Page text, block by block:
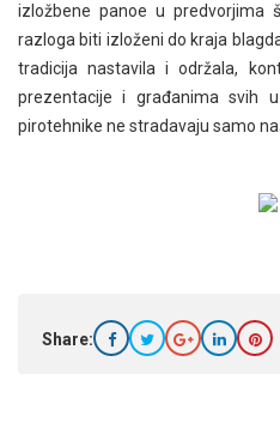
izložbene panoe u predvorjima
razloga biti izloženi do kraja
tradicija nastavila i održala,
prezentacije i građanima svih
pirotehnike ne stradavaju samo
Share: